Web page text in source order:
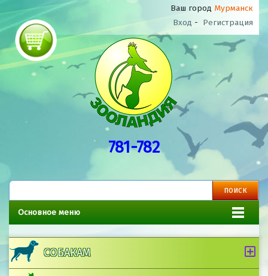
Ваш город Мурманск
Вход - Регистрация
781-782
Основное меню
СОБАКАМ